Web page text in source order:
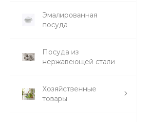
Эмалированная
посуда
Посуда из
нержавеющей стали
Хозяйственные
товары